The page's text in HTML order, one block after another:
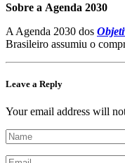
Sobre a Agenda 2030
A Agenda 2030 dos
Brasileiro assumiu o
Leave a Reply
Your email address will